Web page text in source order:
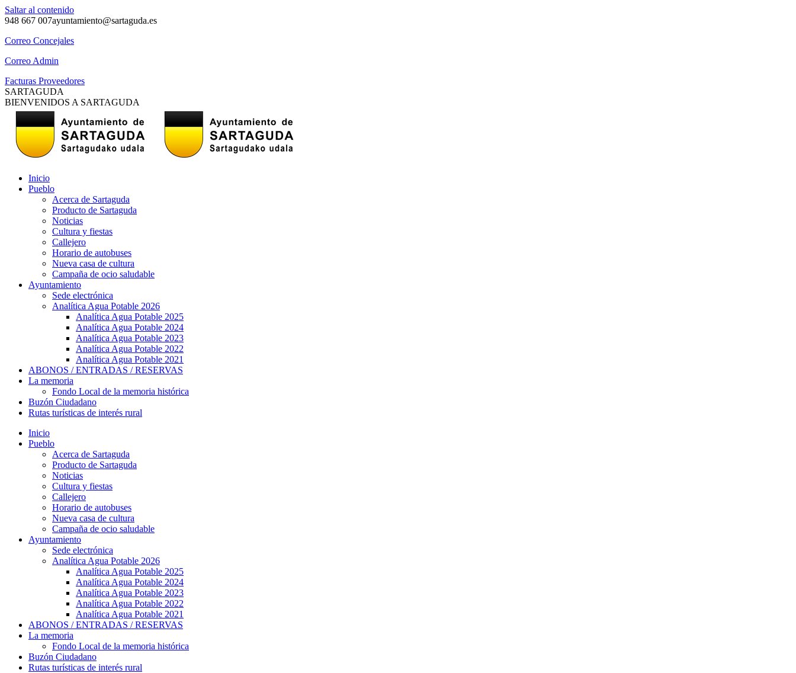
Saltar al contenido
948 667 007ayuntamiento@sartaguda.es
Correo Concejales
Correo Admin
Facturas Proveedores
SARTAGUDA
BIENVENIDOS A SARTAGUDA
Inicio
Pueblo
Acerca de Sartaguda
Producto de Sartaguda
Noticias
Cultura y fiestas
Callejero
Horario de autobuses
Nueva casa de cultura
Campaña de ocio saludable
Ayuntamiento
Sede electrónica
Analítica Agua Potable 2026
Analítica Agua Potable 2025
Analítica Agua Potable 2024
Analítica Agua Potable 2023
Analítica Agua Potable 2022
Analítica Agua Potable 2021
ABONOS / ENTRADAS / RESERVAS
La memoria
Fondo Local de la memoria histórica
Buzón Ciudadano
Rutas turísticas de interés rural
Inicio
Pueblo
Acerca de Sartaguda
Producto de Sartaguda
Noticias
Cultura y fiestas
Callejero
Horario de autobuses
Nueva casa de cultura
Campaña de ocio saludable
Ayuntamiento
Sede electrónica
Analítica Agua Potable 2026
Analítica Agua Potable 2025
Analítica Agua Potable 2024
Analítica Agua Potable 2023
Analítica Agua Potable 2022
Analítica Agua Potable 2021
ABONOS / ENTRADAS / RESERVAS
La memoria
Fondo Local de la memoria histórica
Buzón Ciudadano
Rutas turísticas de interés rural